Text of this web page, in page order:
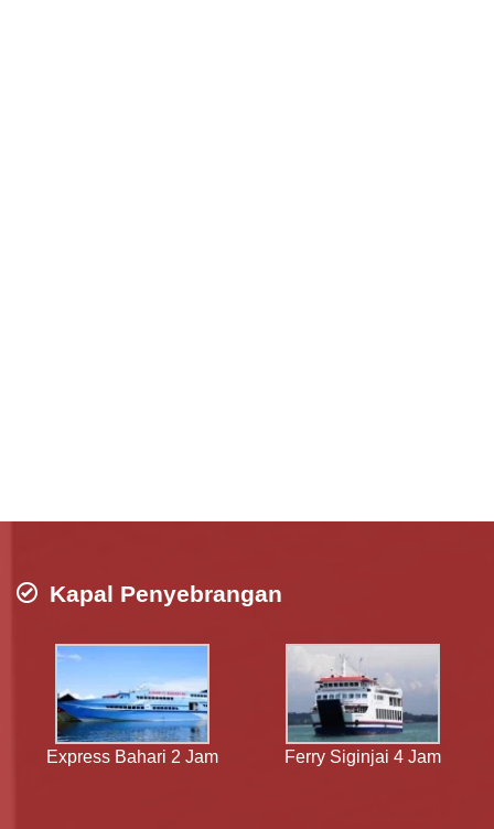
Kapal Penyebrangan
Express Bahari 2 Jam Ferry Siginjai 4 Jam